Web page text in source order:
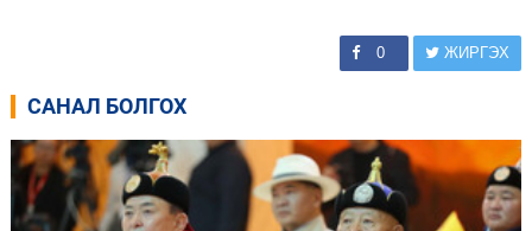
0 ЖИРГЭХ
САНАЛ БОЛГОХ